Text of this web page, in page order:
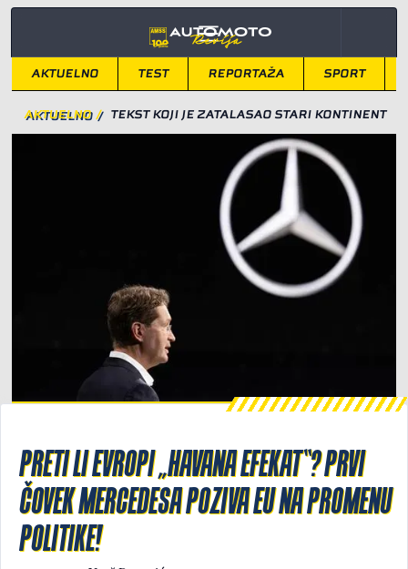
AKTUELNO TEST REPORTAŽA SPORT
AKTUELNO / TEKST KOJI JE ZATALASAO STARI KONTINENT
PRETI LI EVROPI „HAVANA EFEKAT“? PRVI
ČOVEK MERCEDESA POZIVA EU NA PROMENU
POLITIKE!